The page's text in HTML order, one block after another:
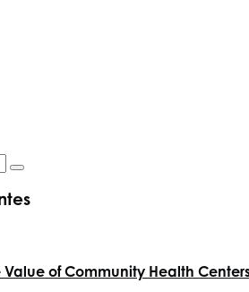
Value of Community Health